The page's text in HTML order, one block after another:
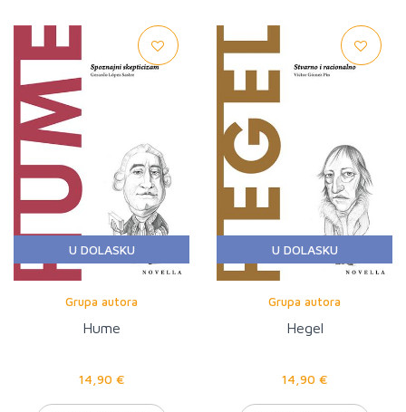
U DOLASKU
Grupa autora
Hume
14,90 €
U DOLASKU
Grupa autora
Hegel
14,90 €